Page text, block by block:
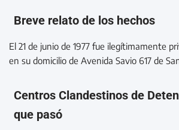
Breve relato de los hechos
El 21 de junio de 1977 fue ilegítimamente
en su domicilio de Avenida Savio 617 de
Centros Clandestinos de
que pasó